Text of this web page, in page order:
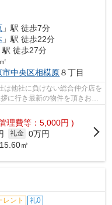
」駅 徒歩7分
」駅 徒歩22分
駅 徒歩27分
市中央区相模原８丁目
は他社に負けない総合仲介店を
に行き最新の物件を頂きお客
理費等：5,000円 )
礼金 0万円
㎡
レント 礼0